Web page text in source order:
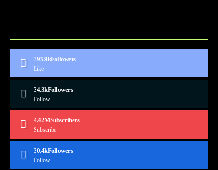
393.9kFollowers
Like
34.3kFollowers
Follow
4.42MSubscribers
Subscribe
30.4kFollowers
Follow